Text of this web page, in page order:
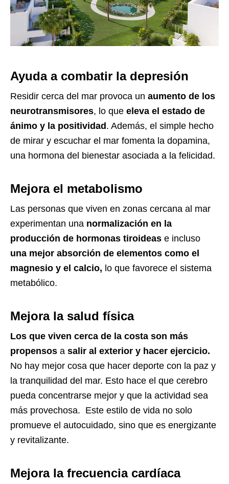
Ayuda a combatir la depresión
Residir cerca del mar provoca un aumento de los
neurotransmisores, lo que eleva el estado de
ánimo y la positividad. Además, el simple hecho
de mirar y escuchar el mar fomenta la dopamina,
una hormona del bienestar asociada a la felicidad.
Mejora el metabolismo
Las personas que viven en zonas cercana al mar
experimentan una normalización en la
producción de hormonas tiroideas e incluso
una mejor absorción de elementos como el
magnesio y el calcio, lo que favorece el sistema
metabólico.
Mejora la salud física
Los que viven cerca de la costa son más
propensos a salir al exterior y hacer ejercicio.
No hay mejor cosa que hacer deporte con la paz y
la tranquilidad del mar. Esto hace el que cerebro
pueda concentrarse mejor y que la actividad sea
más provechosa. Este estilo de vida no solo
promueve el autocuidado, sino que es energizante
y revitalizante.
Mejora la frecuencia cardíaca